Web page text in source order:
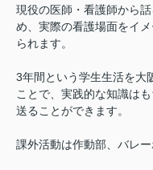
現役の医師・看護師から
め、実際の看護場面をイ
られます。
3年間という学生生活を大
ことで、実践的な知識は
送ることができます。
課外活動は作動部、バレ